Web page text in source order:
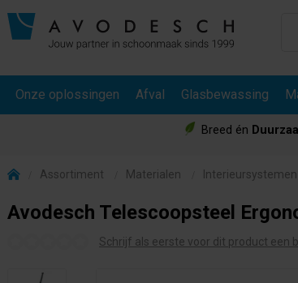
Onze oplossingen Afval Glasbewassing
Breed én
Assortiment Materialen Interieursystemen
Avodesch Telescoopsteel
Schrijf als eerste voor dit product een